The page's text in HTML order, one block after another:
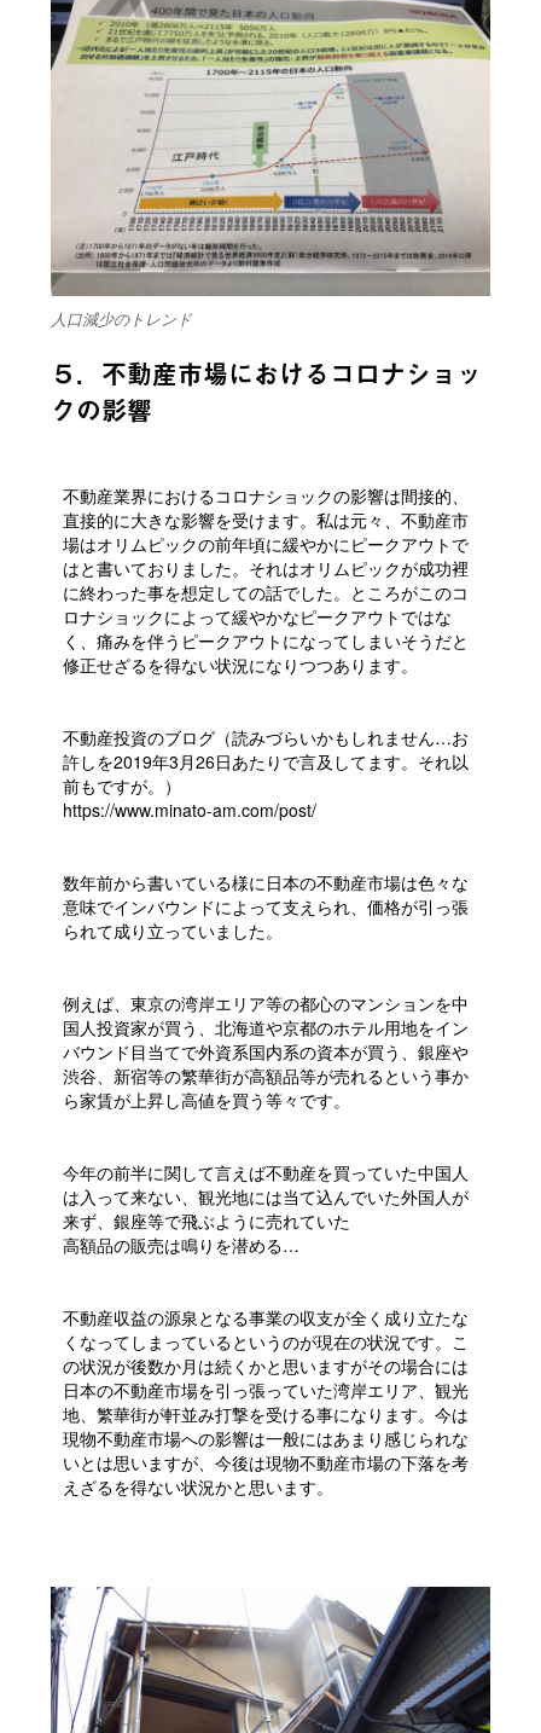
人口減少のトレンド
５．不動産市場におけるコロナショッ
クの影響
不動産業界におけるコロナショックの影響は間接的、
直接的に大きな影響を受けます。私は元々、不動産市
場はオリムピックの前年頃に緩やかにピークアウトで
はと書いておりました。それはオリムピックが成功裡
に終わった事を想定しての話でした。ところがこのコ
ロナショックによって緩やかなピークアウトではな
く、痛みを伴うピークアウトになってしまいそうだと
修正せざるを得ない状況になりつつあります。
不動産投資のブログ（読みづらいかもしれません…お
許しを2019年3月26日あたりで言及してます。それ以
前もですが。）
https://www.minato-am.com/post/
数年前から書いている様に日本の不動産市場は色々な
意味でインバウンドによって支えられ、価格が引っ張
られて成り立っていました。
例えば、東京の湾岸エリア等の都心のマンションを中
国人投資家が買う、北海道や京都のホテル用地をイン
バウンド目当てで外資系国内系の資本が買う、銀座や
渋谷、新宿等の繁華街が高額品等が売れるという事か
ら家賃が上昇し高値を買う等々です。
今年の前半に関して言えば不動産を買っていた中国人
は入って来ない、観光地には当て込んでいた外国人が
来ず、銀座等で飛ぶように売れていた
高額品の販売は鳴りを潜める…
不動産収益の源泉となる事業の収支が全く成り立たな
くなってしまっているというのが現在の状況です。こ
の状況が後数か月は続くかと思いますがその場合には
日本の不動産市場を引っ張っていた湾岸エリア、観光
地、繁華街が軒並み打撃を受ける事になります。今は
現物不動産市場への影響は一般にはあまり感じられな
いとは思いますが、今後は現物不動産市場の下落を考
えざるを得ない状況かと思います。